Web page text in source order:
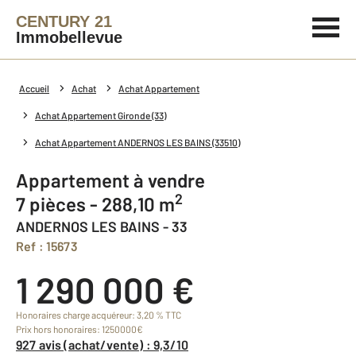
CENTURY 21
Immobellevue
Accueil Achat Achat Appartement
Achat Appartement Gironde (33)
Achat Appartement ANDERNOS LES BAINS (33510)
Appartement à vendre
7 pièces - 288,10 m2
ANDERNOS LES BAINS - 33
Ref : 15673
1 290 000 €
Honoraires charge acquéreur: 3,20 % TTC
Prix hors honoraires: 1250000€
927 avis (achat/vente) : 9,3/10